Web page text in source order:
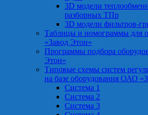
3D модели
разборных ТПр
3D модели фильтров-
Таблицы и номограммы для
«Завод Этон»
Программы подбора
Этон»
Типовые схемы систем
на базе оборудования ОАО
Система 1
Система 2
Система 3